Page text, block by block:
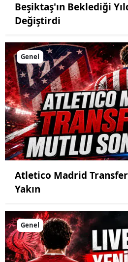
Beşiktaş'ın Beklediği
Değiştirdi
Genel
Atletico Madrid
Yakın
Genel